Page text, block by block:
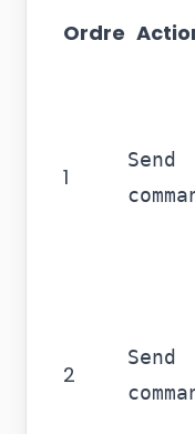
Ordre
1
Send
2
Send